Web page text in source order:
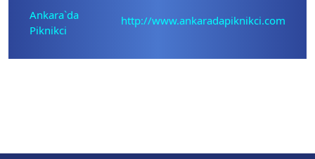
Ankara`da
Piknikci
http://www.ankaradapiknikci.com